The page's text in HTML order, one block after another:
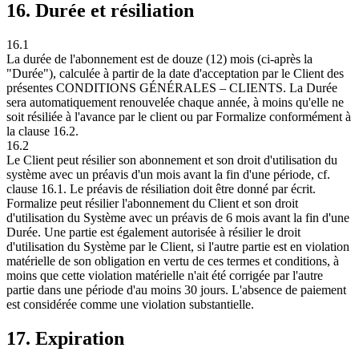
16. Durée et résiliation
16.1
La durée de l'abonnement est de douze (12) mois (ci-après la
"Durée"), calculée à partir de la date d'acceptation par le Client des
présentes CONDITIONS GÉNÉRALES – CLIENTS. La Durée
sera automatiquement renouvelée chaque année, à moins qu'elle ne
soit résiliée à l'avance par le client ou par Formalize conformément à
la clause 16.2.
16.2
Le Client peut résilier son abonnement et son droit d'utilisation du
système avec un préavis d'un mois avant la fin d'une période, cf.
clause 16.1. Le préavis de résiliation doit être donné par écrit.
Formalize peut résilier l'abonnement du Client et son droit
d'utilisation du Système avec un préavis de 6 mois avant la fin d'une
Durée. Une partie est également autorisée à résilier le droit
d'utilisation du Système par le Client, si l'autre partie est en violation
matérielle de son obligation en vertu de ces termes et conditions, à
moins que cette violation matérielle n'ait été corrigée par l'autre
partie dans une période d'au moins 30 jours. L'absence de paiement
est considérée comme une violation substantielle.
17. Expiration